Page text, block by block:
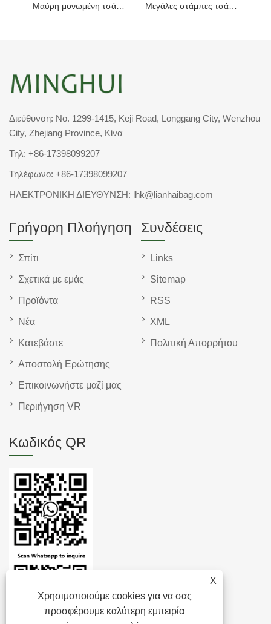
Μαύρη μονωμένη τσάντα με φερμουάρ W
X
Χρησιμοποιούμε cookies για να σας
προσφέρουμε καλύτερη εμπειρία
Διεύθυνση: No. 1299-1415, Keji Road, Longgang City, Wenzhou
City, Zhejiang Province, Κίνα
Τηλ: +86-17398099207
Τηλέφωνο: +86-17398099207
ΗΛΕΚΤΡΟΝΙΚΗ ΔΙΕΥΘΥΝΣΗ: lhk@lianhaibag.com
Γρήγορη Πλοήγηση
Σπίτι
Σχετικά με εμάς
Προϊόντα
Νέα
Κατεβάστε
Αποστολή Ερώτησης
Επικοινωνήστε μαζί μας
Περιήγηση VR
Συνδέσεις
Links
Sitemap
RSS
XML
Πολιτική Απορρήτου
Κωδικός QR